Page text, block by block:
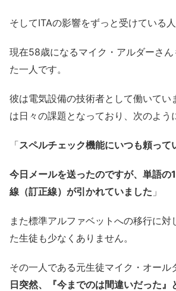
そしてITAの影響をずっと受けている人
現在58歳になるマイク・アルダーさん
た一人です。
彼は電気設備の技術者として働いてい
は日々の課題となっており、次のよう
「スペルチェック機能にいつも頼って
今日メールを送ったのですが、単語
線（訂正線）が引かれていました 」
また標準アルファベットへの移行に対
た生徒も少なくありません。
その一人である元生徒マイク・オール
日突然、『今までのは間違いだった』